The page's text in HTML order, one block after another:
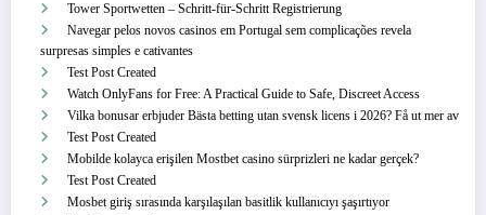
Tower Sportwetten – Schritt‑für‑Schritt Registrierung
Navegar pelos novos casinos em Portugal sem complicações revela
surpresas simples e cativantes
Test Post Created
Watch OnlyFans for Free: A Practical Guide to Safe, Discreet Access
Vilka bonusar erbjuder Bästa betting utan svensk licens i 2026? Få ut mer av
Test Post Created
Mobilde kolayca erişilen Mostbet casino sürprizleri ne kadar gerçek?
Test Post Created
Mosbet giriş sırasında karşılaşılan basitlik kullanıcıyı şaşırtıyor